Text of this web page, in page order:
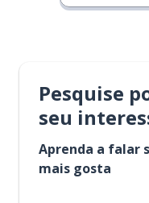
Pesquise
seu
Aprenda a falar
mais gosta